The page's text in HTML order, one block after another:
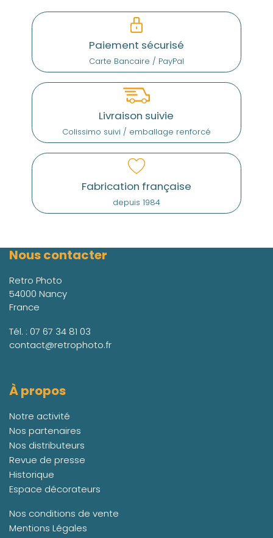
Paiement sécurisé
Carte Bancaire / PayPal
Livraison suivie
Colissimo suivi / emballage renforcé
Fabrication française
depuis 1984
Nous contacter
Retro Photo
54000 Nancy
France
Tél. : 07 67 34 81 03
contact@retrophoto.fr
À propos
Notre activité
Nos partenaires
Nos distributeurs
Revue de presse
Historique
Espace décorateurs
Nos conditions de vente
Mentions Légales